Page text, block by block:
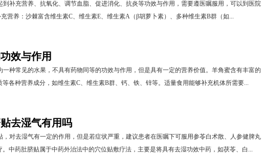
到补充营养、抗氧化、调节血脂、促进消化、抗炎等功效与作用，需要遵医嘱服用，可以到医院
营养：沙棘富含维生素C、维生素E、维生素A（β胡萝卜素）、多种维生素B群（如...
效与作用
一种常见的水果，不具有药物同等的功效与作用，但是具有一定的营养价值。羊角蜜含有丰富的
等各种营养成分，如维生素C、维生素B群、钙、铁、锌等。适量食用能够补充机体所需要...
去湿气有用吗
，对去湿气有一定的作用，但是若症状严重，建议患者在医嘱下可服用参苓白术散、人参健脾丸
。中药肚脐贴属于中药外治法中的穴位贴敷疗法，主要是将具有去湿功效中药，如茯苓、白...